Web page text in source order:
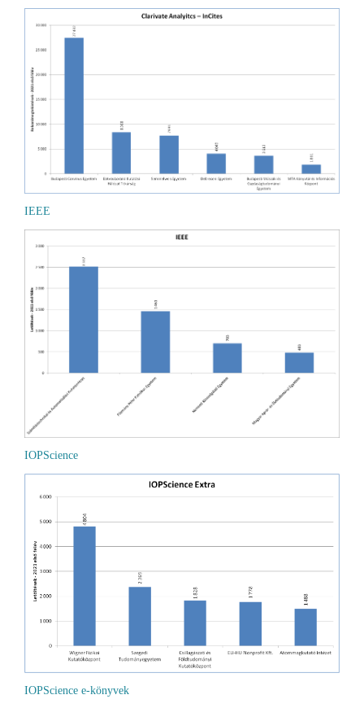
IEEE
IOPScience
IOPScience e-könyvek